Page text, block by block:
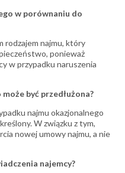
w porównaniu do
rodzajem najmu, który
ponieważ
w przypadku naruszenia
być przedłużona?
najmu okazjonalnego
W związku z tym,
nowej umowy najmu, a nie
najemcy?